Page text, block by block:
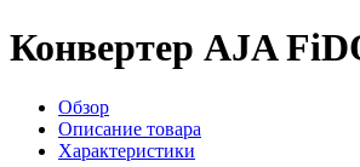
Конвертер AJA
Обзор
Описание товара
Характеристики